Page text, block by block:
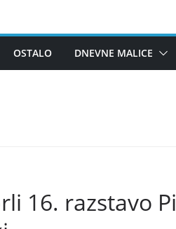
OSTALO DNEVNE MALICE
16. razstavo